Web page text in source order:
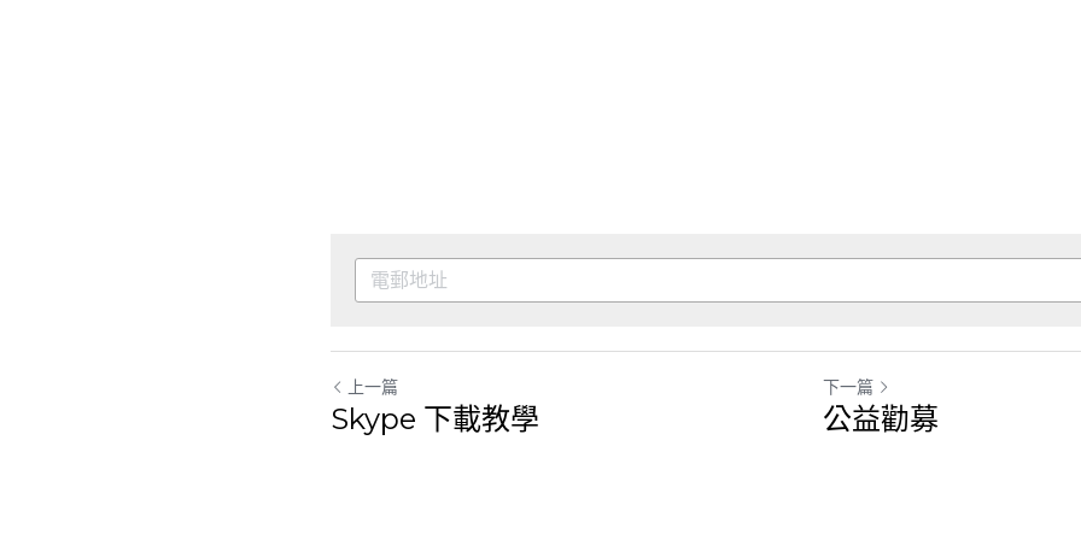
上一篇
Skype 下載教學
下一篇
公益勸募